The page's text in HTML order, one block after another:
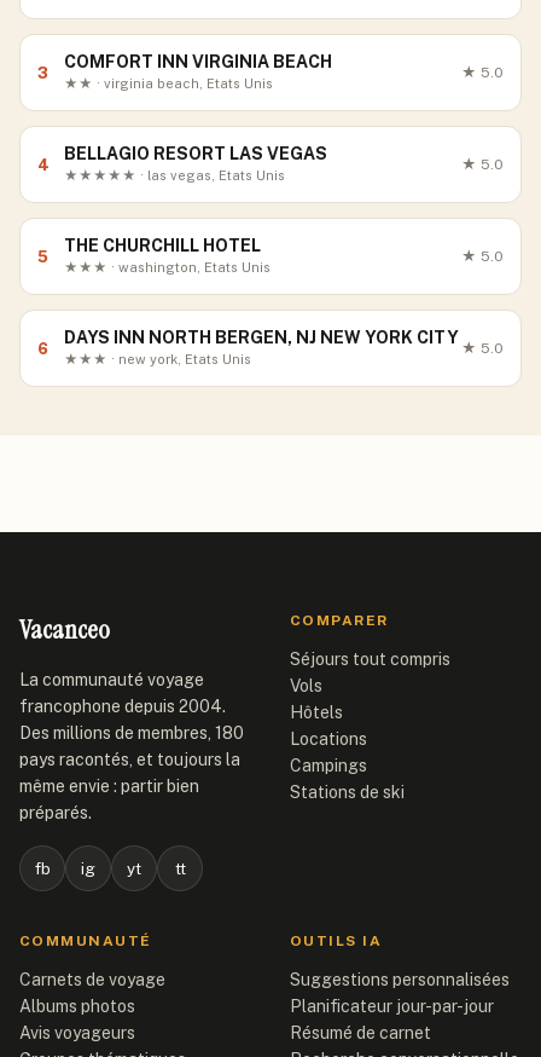
3
COMFORT INN VIRGINIA BEACH
★★ · virginia beach, Etats Unis
★ 5.0
4
BELLAGIO RESORT LAS VEGAS
★★★★★ · las vegas, Etats Unis
★ 5.0
5
THE CHURCHILL HOTEL
★★★ · washington, Etats Unis
★ 5.0
6
DAYS INN NORTH BERGEN, NJ NEW YORK CITY
★★★ · new york, Etats Unis
★ 5.0
Vacanceo
La communauté voyage
francophone depuis 2004.
Des millions de membres, 180
pays racontés, et toujours la
même envie : partir bien
préparés.
fb ig yt tt
COMPARER
Séjours tout compris
Vols
Hôtels
Locations
Campings
Stations de ski
COMMUNAUTÉ
Carnets de voyage
Albums photos
Avis voyageurs
OUTILS IA
Suggestions personnalisées
Planificateur jour-par-jour
Résumé de carnet